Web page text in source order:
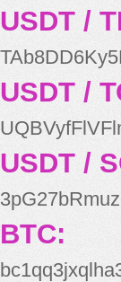
USDT /
USDT /
USDT /
BTC: